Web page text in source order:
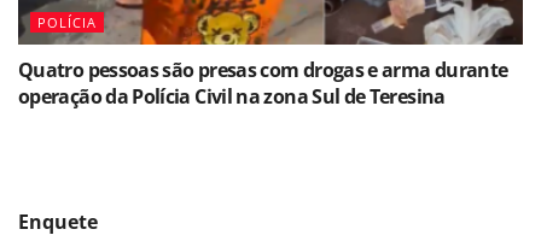
POLÍCIA
Quatro pessoas são presas com drogas e arma durante
operação da Polícia Civil na zona Sul de Teresina
Enquete